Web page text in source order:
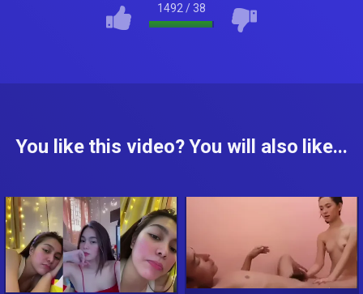
1492 / 38
You like this video? You will also like...